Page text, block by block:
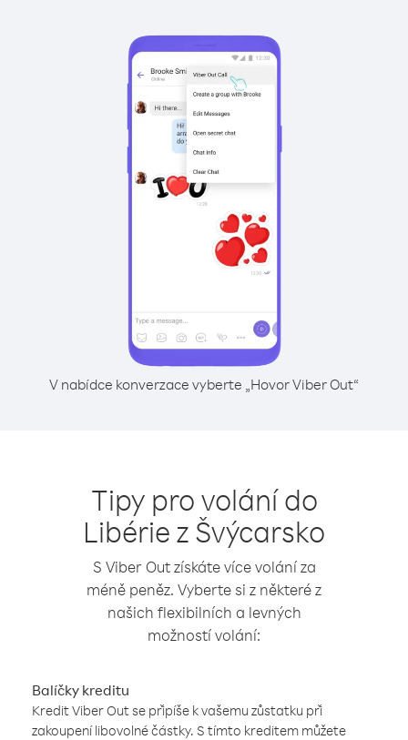
V nabídce konverzace vyberte „Hovor Viber Out“
Tipy pro volání do
Libérie z Švýcarsko
S Viber Out získáte více volání za
méně peněz. Vyberte si z některé z
našich flexibilních a levných
možností volání:
Balíčky kreditu
Kredit Viber Out se připíše k vašemu zůstatku při
zakoupení libovolné částky. S tímto kreditem můžete